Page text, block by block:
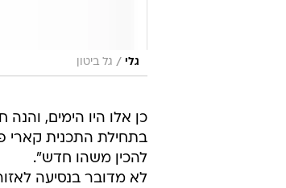
גלי / גל ביטון
בתחילת התכנית קארי
להכין משהו חדש".
לא מדובר בנסיעה